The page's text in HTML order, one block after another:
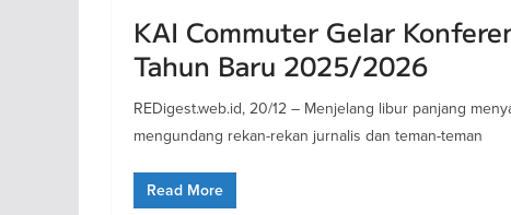
KAI Commuter Gelar
Tahun Baru 2025/2026
REDigest.web.id, 20/12 – Menjelang libur panjang
mengundang rekan-rekan jurnalis dan teman-teman
Read More